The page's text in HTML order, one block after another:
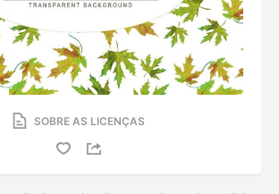
SOBRE AS LICENÇAS